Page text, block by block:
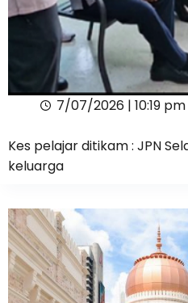
7/07/2026 | 10:19 pm
Kes pelajar ditikam : JPN
keluarga